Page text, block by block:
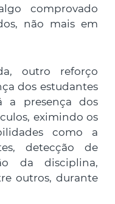
comprovado
não mais em
outro reforço
dos estudantes
a presença dos
eximindo os
como a
detecção de
da disciplina,
outros, durante